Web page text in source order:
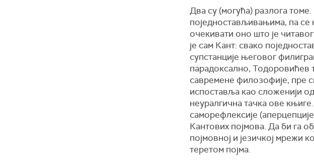
Два су (могућа) разлога
поједностављивањима, па се
очекивати оно што је
је сам Кант: свако
супстанције његовог
парадоксално, Тодоровићев
савремене филозофије, пре
испоставља као сложенији
неуралгична тачка ове
саморефлексије
Кантових појмова. Да би га
појмовној и језичкој мрежи
теретом појма.